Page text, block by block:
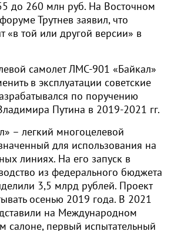
до 260 млн руб. На Восточном
Трутнев заявил, что
«в той или другой версии» в
самолет ЛМС-901 «Байкал»
в эксплуатации советские
по поручению
Путина в 2019-2021 гг.
– легкий многоцелевой
для использования на
линиях. На его запуск в
из федерального бюджета
3,5 млрд рублей. Проект
осенью 2019 года. В 2021
на Международном
салоне, первый испытательный